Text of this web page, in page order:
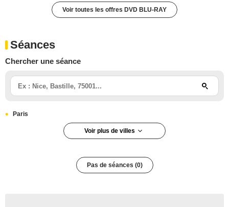
Voir toutes les offres DVD BLU-RAY
Séances
Chercher une séance
Paris
Voir plus de villes
Pas de séances (0)